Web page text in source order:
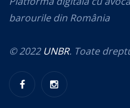
barourile din România
© 2022 UNBR. Toate